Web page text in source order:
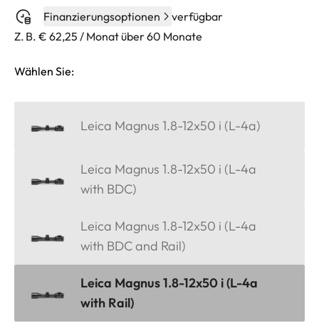
Finanzierungsoptionen
verfügbar
Z. B. € 62,25 / Monat über 60 Monate
Wählen Sie:
Leica Magnus 1.8-12x50 i (L-4a)
Leica Magnus 1.8-12x50 i (L-4a
with BDC)
Leica Magnus 1.8-12x50 i (L-4a
with BDC and Rail)
Leica Magnus 1.8-12x50 i (L-4a
with Rail)